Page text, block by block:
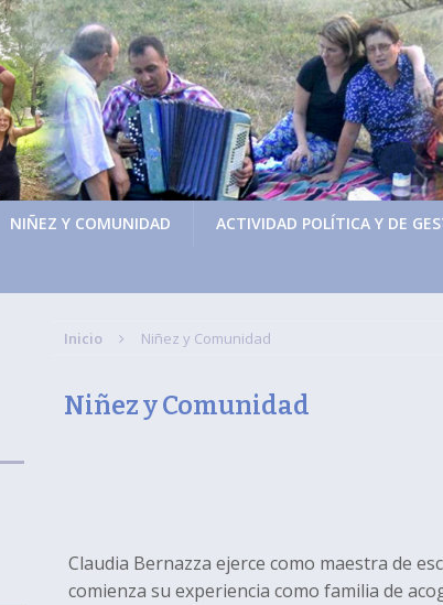
NIÑEZ Y COMUNIDAD ACTIVIDAD POLÍTICA Y DE
Inicio Niñez y Comunidad
Niñez y Comunidad
Claudia Bernazza ejerce como maestra de
comienza su experiencia como familia de